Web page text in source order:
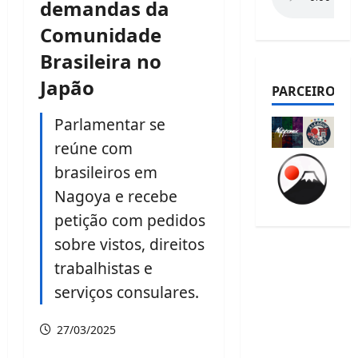
demandas da
Comunidade
Brasileira no
Japão
Parlamentar se
reúne com
brasileiros em
Nagoya e recebe
petição com pedidos
sobre vistos, direitos
trabalhistas e
serviços consulares.
27/03/2025
PARCEIROS